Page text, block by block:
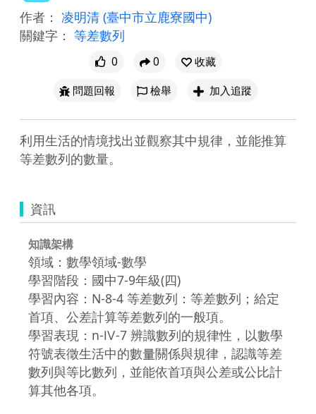
作者： 凌明清 (臺中市立鹿寮國中)
關鍵字： 等差數列
0 0
收藏
問題回報
檢舉 加入追蹤
利用生活的情境找出並觀察其中規律，並能推算
等差數列的數量。
資訊
知識架構
領域：數學領域-數學
學習階段：國中7-9年級(四)
學習內容：N-8-4 等差數列：等差數列；給定
首項、公差計算等差數列的一般項。
學習表現：n-Ⅳ-7 辨識數列的規律性，以數學
符號表徵生活中的數量關係與規律，認識等差
數列與等比數列，並能依首項與公差或公比計
算其他各項。